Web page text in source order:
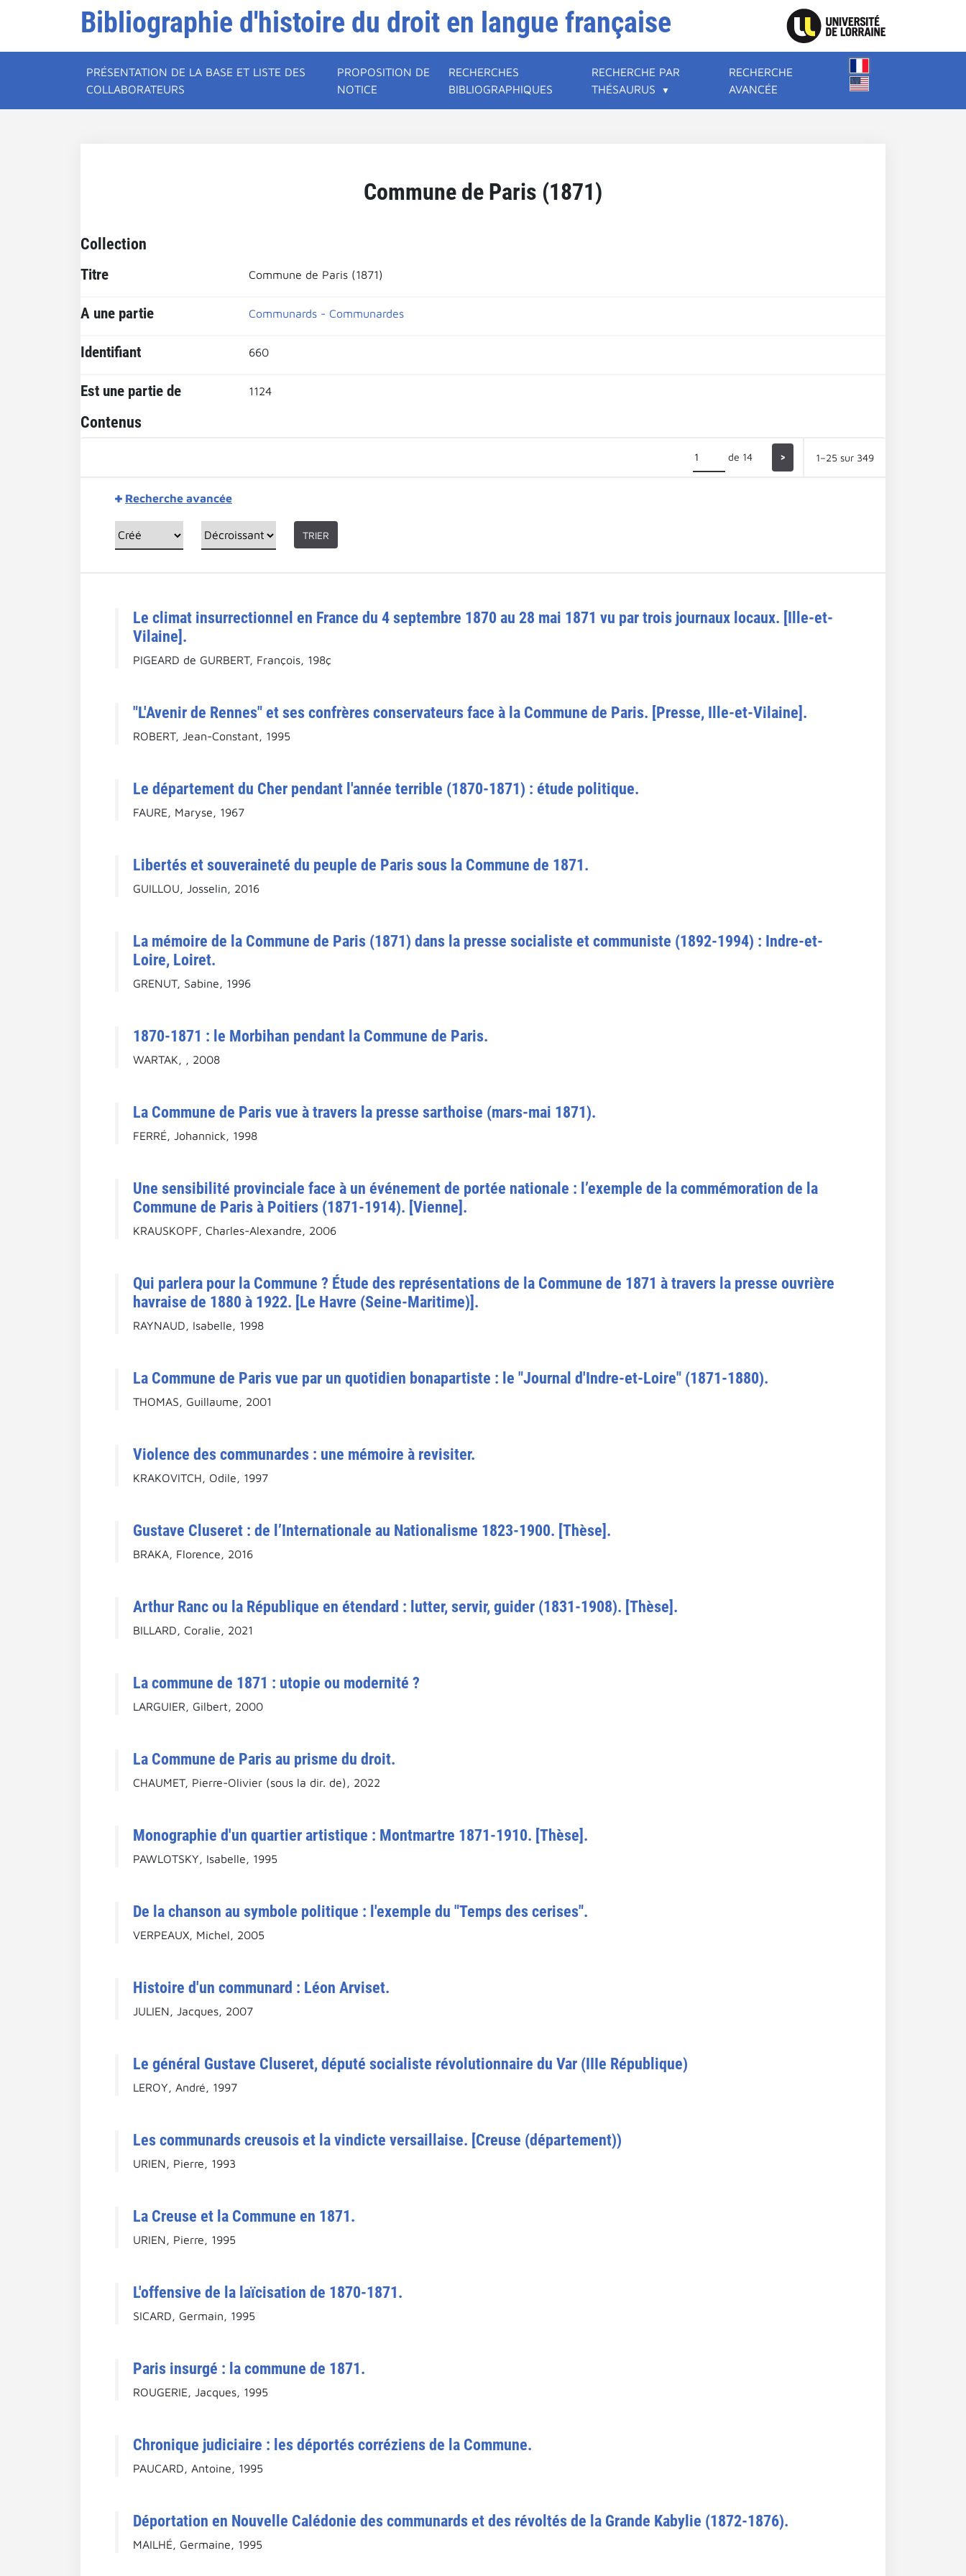
Bibliographie d'histoire du droit en langue française
PRÉSENTATION DE LA BASE ET LISTE DES
COLLABORATEURS
PROPOSITION DE
NOTICE
RECHERCHES
BIBLIOGRAPHIQUES
RECHERCHE PAR
THÉSAURUS
RECHERCHE
AVANCÉE
Commune de Paris (1871)
Collection
Titre Commune de Paris (1871)
A une partie Communards - Communardes
Identifiant 660
Est une partie de 1124
Contenus
de 14 > 1–25 sur 349
Recherche avancée
TRIER
Le climat insurrectionnel en France du 4 septembre 1870 au 28 mai 1871 vu par trois journaux locaux. [Ille-et-
Vilaine].
PIGEARD de GURBERT, François, 198ç
"L'Avenir de Rennes" et ses confrères conservateurs face à la Commune de Paris. [Presse, Ille-et-Vilaine].
ROBERT, Jean-Constant, 1995
Le département du Cher pendant l'année terrible (1870-1871) : étude politique.
FAURE, Maryse, 1967
Libertés et souveraineté du peuple de Paris sous la Commune de 1871.
GUILLOU, Josselin, 2016
La mémoire de la Commune de Paris (1871) dans la presse socialiste et communiste (1892-1994) : Indre-et-
Loire, Loiret.
GRENUT, Sabine, 1996
1870-1871 : le Morbihan pendant la Commune de Paris.
WARTAK, , 2008
La Commune de Paris vue à travers la presse sarthoise (mars-mai 1871).
FERRÉ, Johannick, 1998
Une sensibilité provinciale face à un événement de portée nationale : l’exemple de la commémoration de la
Commune de Paris à Poitiers (1871-1914). [Vienne].
KRAUSKOPF, Charles-Alexandre, 2006
Qui parlera pour la Commune ? Étude des représentations de la Commune de 1871 à travers la presse ouvrière
havraise de 1880 à 1922. [Le Havre (Seine-Maritime)].
RAYNAUD, Isabelle, 1998
La Commune de Paris vue par un quotidien bonapartiste : le "Journal d'Indre-et-Loire" (1871-1880).
THOMAS, Guillaume, 2001
Violence des communardes : une mémoire à revisiter.
KRAKOVITCH, Odile, 1997
Gustave Cluseret : de l’Internationale au Nationalisme 1823-1900. [Thèse].
BRAKA, Florence, 2016
Arthur Ranc ou la République en étendard : lutter, servir, guider (1831-1908). [Thèse].
BILLARD, Coralie, 2021
La commune de 1871 : utopie ou modernité ?
LARGUIER, Gilbert, 2000
La Commune de Paris au prisme du droit.
CHAUMET, Pierre-Olivier (sous la dir. de), 2022
Monographie d'un quartier artistique : Montmartre 1871-1910. [Thèse].
PAWLOTSKY, Isabelle, 1995
De la chanson au symbole politique : l'exemple du "Temps des cerises".
VERPEAUX, Michel, 2005
Histoire d'un communard : Léon Arviset.
JULIEN, Jacques, 2007
Le général Gustave Cluseret, député socialiste révolutionnaire du Var (IIIe République)
LEROY, André, 1997
Les communards creusois et la vindicte versaillaise. [Creuse (département))
URIEN, Pierre, 1993
La Creuse et la Commune en 1871.
URIEN, Pierre, 1995
L'offensive de la laïcisation de 1870-1871.
SICARD, Germain, 1995
Paris insurgé : la commune de 1871.
ROUGERIE, Jacques, 1995
Chronique judiciaire : les déportés corréziens de la Commune.
PAUCARD, Antoine, 1995
Déportation en Nouvelle Calédonie des communards et des révoltés de la Grande Kabylie (1872-1876).
MAILHÉ, Germaine, 1995